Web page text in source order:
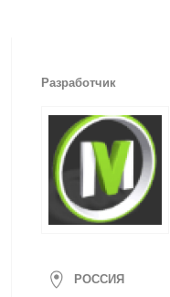
Разработчик
РОССИЯ